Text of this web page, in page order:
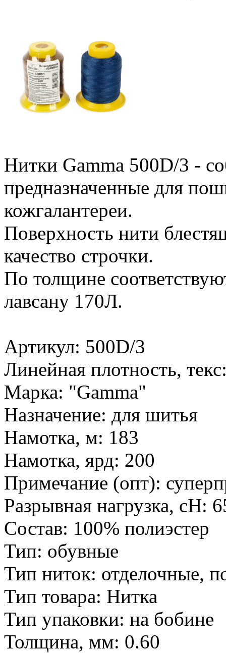
Нитки Gamma 500D/3 -
предназначенные для
кожгалантереи.
Поверхность нити
качество строчки.
По толщине
лавсану 170Л.
Артикул: 500D/3
Линейная плотность,
Марка: "Gamma"
Назначение: для шитья
Намотка, м: 183
Намотка, ярд: 200
Примечание (опт):
Разрывная нагрузка, сН:
Состав: 100% полиэстер
Тип: обувные
Тип ниток: отделочные,
Тип товара: Нитка
Тип упаковки: на бобине
Толщина, мм: 0.60